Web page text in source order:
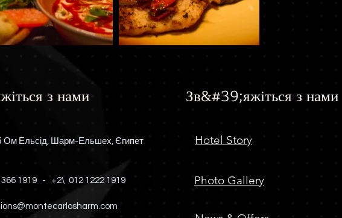
з нами
Ом Ельсід, Шарм-Ельшех, Єгипет
1919 - +2\ 012 1222 1919
Зв&#39;яжіться з нами
Hotel Story
Photo Gallery